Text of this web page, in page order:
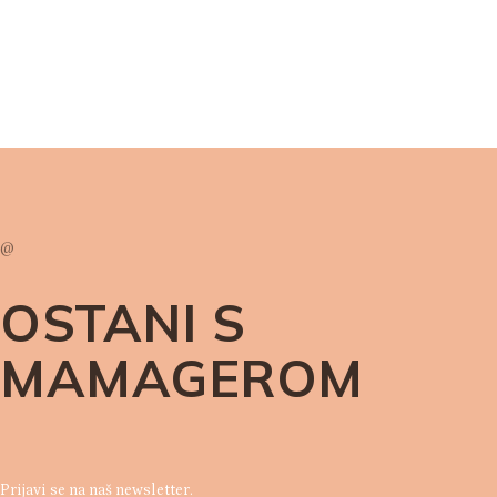
@
OSTANI S
MAMAGEROM
Prijavi se na naš newsletter.